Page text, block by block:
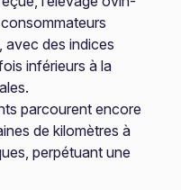
avec des indices
inférieurs à la
parcourent encore
de kilomètres à
perpétuant une